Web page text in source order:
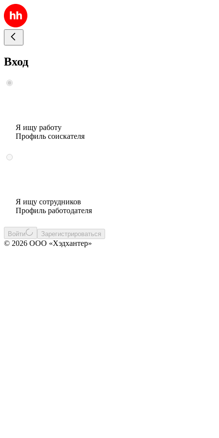
Вход
Я ищу работу
Профиль соискателя
Я ищу сотрудников
Профиль работодателя
Войти Зарегистрироваться
© 2026 ООО «Хэдхантер»